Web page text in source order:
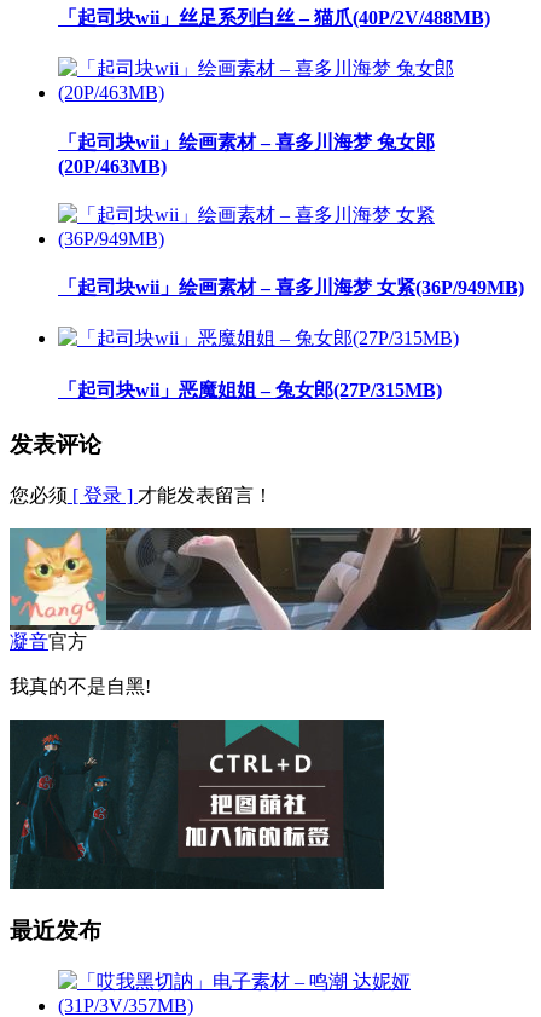
「起司块wii」丝足系列白丝 – 猫爪(40P/2V/488MB)
「起司块wii」绘画素材 – 喜多川海梦 兔女郎
(20P/463MB)
「起司块wii」绘画素材 – 喜多川海梦 女紧(36P/949MB)
「起司块wii」恶魔姐姐 – 兔女郎(27P/315MB)
发表评论
您必须 [ 登录 ] 才能发表留言！
凝音官方
我真的不是自黑!
最近发布